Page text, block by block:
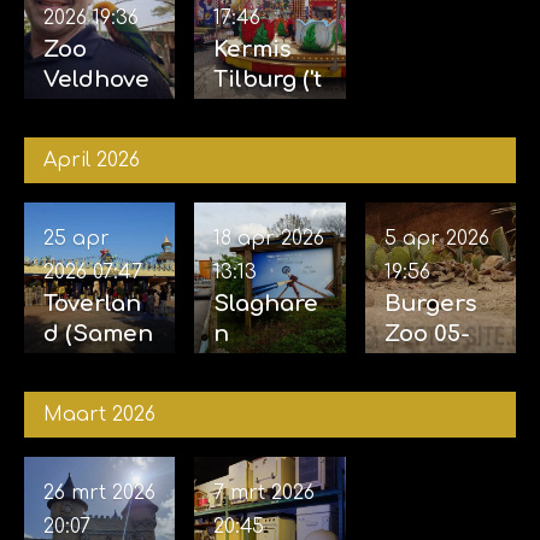
Zoo
Veldhove
2026
2026 19:36
Kermis
Tilburg ('t
05-2026
17:46
April 2026
Toverlan
d (Samen
Sophie)
24-04-
2026
25 apr
2026 07:47
Slaghare
n
Sky Sifter
2026
18 apr 2026
13:13
Burgers
Zoo 05-
5 apr 2026
19:56
Maart 2026
26 mrt 2026
20:07
7 mrt 2026
20:45